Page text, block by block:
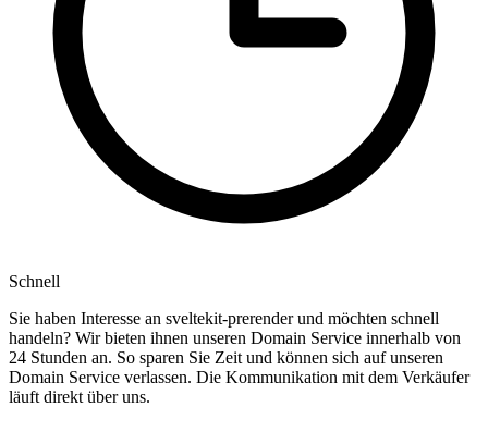
Schnell
Sie haben Interesse an sveltekit-prerender und möchten schnell
handeln? Wir bieten ihnen unseren Domain Service innerhalb von
24 Stunden an. So sparen Sie Zeit und können sich auf unseren
Domain Service verlassen. Die Kommunikation mit dem Verkäufer
läuft direkt über uns.